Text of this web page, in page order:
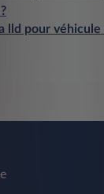
lld pour véhicule